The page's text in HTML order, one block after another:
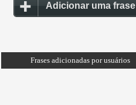
Adicionar uma frase
Frases adicionadas por usuários